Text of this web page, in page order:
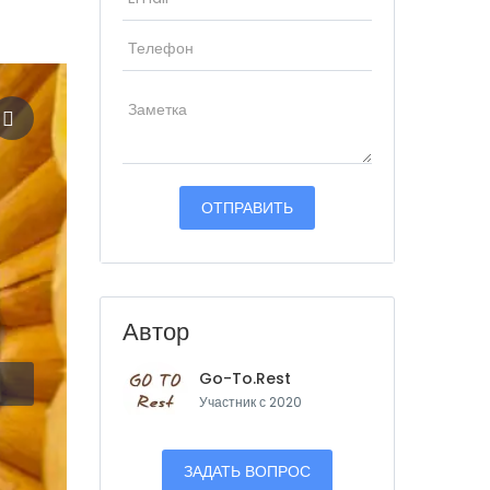
Автор
Go-To.Rest
Участник с 2020
ЗАДАТЬ ВОПРОС